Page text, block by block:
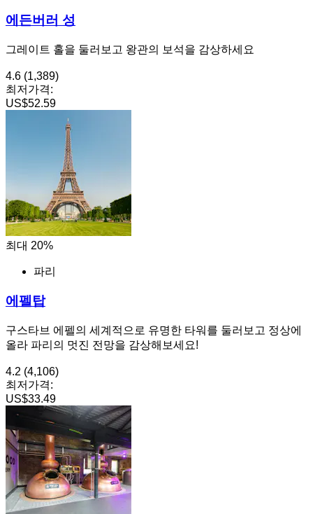
에든버러 성
그레이트 홀을 둘러보고 왕관의 보석을 감상하세요
4.6 (1,389)
최저가격:
US$52.59
최대 20%
파리
에펠탑
구스타브 에펠의 세계적으로 유명한 타워를 둘러보고 정상에
올라 파리의 멋진 전망을 감상해보세요!
4.2 (4,106)
최저가격:
US$33.49